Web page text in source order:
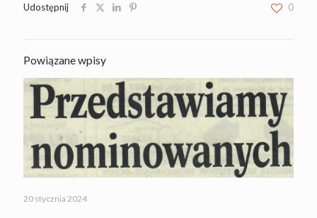
Udostępnij 0
Powiązane wpisy
20 stycznia 2024